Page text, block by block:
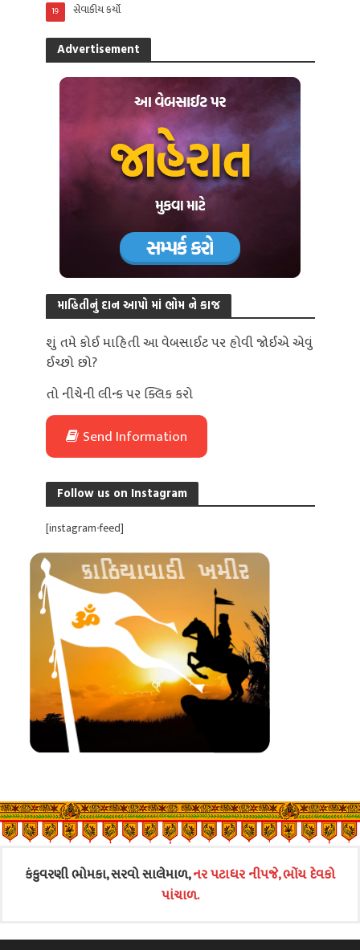
સેવાકીય કર્યો
19
Advertisement
માહિતીનું દાન આપો માં ભોમ ને કાજ
શું તમે કોઈ માહિતી આ વેબસાઈટ પર હોવી જોઈએ એવું
ઈચ્છો છો?
તો નીચેની લીન્ક પર ક્લિક કરો
Send Information
Follow us on Instagram
[instagram-feed]
કંકુવરણી ભોમકા, સરવો સાલેમાળ,નર પટાધર નીપજે, ભોંય દેવકો
પાંચાળ.